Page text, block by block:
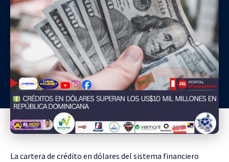
La cartera de crédito en dólares del sistema financiero